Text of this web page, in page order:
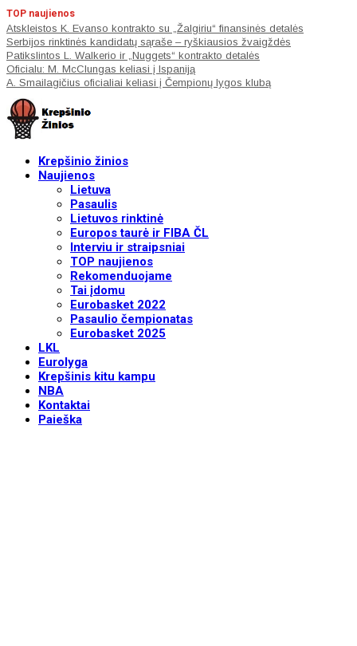
TOP naujienos
Atskleistos K. Evanso kontrakto su „Žalgiriu“ finansinės detalės
Serbijos rinktinės kandidatų sąraše – ryškiausios žvaigždės
Patikslintos L. Walkerio ir „Nuggets“ kontrakto detalės
Oficialu: M. McClungas keliasi į Ispaniją
A. Smailagičius oficialiai keliasi į Čempionų lygos klubą
Krepšinio žinios
Naujienos
Lietuva
Pasaulis
Lietuvos rinktinė
Europos taurė ir FIBA ČL
Interviu ir straipsniai
TOP naujienos
Rekomenduojame
Tai įdomu
Eurobasket 2022
Pasaulio čempionatas
Eurobasket 2025
LKL
Eurolyga
Krepšinis kitu kampu
NBA
Kontaktai
Paieška